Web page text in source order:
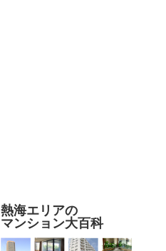
熱海エリアの
マンション大百科